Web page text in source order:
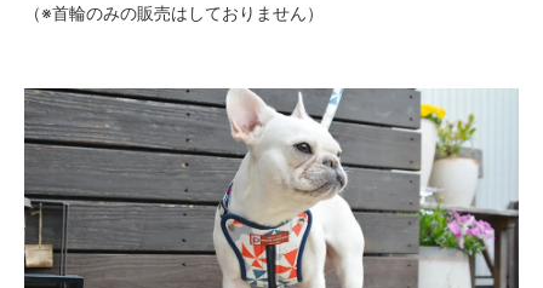
（※首輪のみの販売はしておりません）